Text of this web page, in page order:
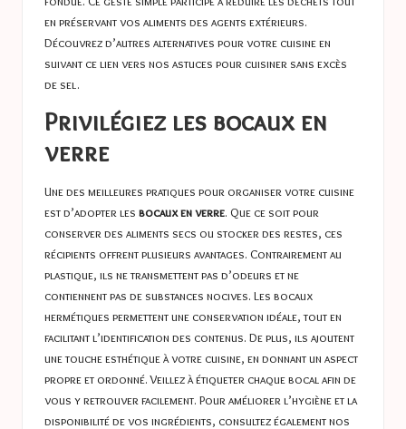
en préservant vos aliments des agents extérieurs.
Découvrez d’autres alternatives pour votre cuisine en
suivant ce lien vers nos astuces pour cuisiner sans excès
de sel.
Privilégiez les bocaux en
verre
Une des meilleures pratiques pour organiser votre cuisine
est d’adopter les bocaux en verre. Que ce soit pour
conserver des aliments secs ou stocker des restes, ces
récipients offrent plusieurs avantages. Contrairement au
plastique, ils ne transmettent pas d’odeurs et ne
contiennent pas de substances nocives. Les bocaux
hermétiques permettent une conservation idéale, tout en
facilitant l’identification des contenus. De plus, ils ajoutent
une touche esthétique à votre cuisine, en donnant un aspect
propre et ordonné. Veillez à étiqueter chaque bocal afin de
vous y retrouver facilement. Pour améliorer l’hygiène et la
disponibilité de vos ingrédients, consultez également nos